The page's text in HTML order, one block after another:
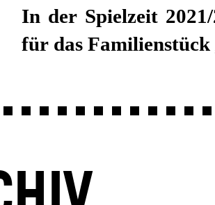
für das Familienstück